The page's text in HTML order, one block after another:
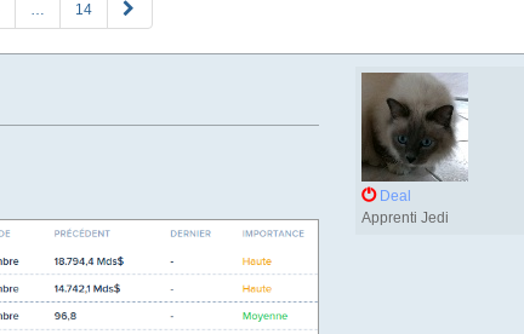
… 14
u
i
Deal
Apprenti Jedi